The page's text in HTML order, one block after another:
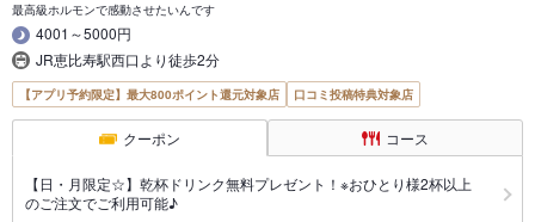
最高級ホルモンで感動させたいんです
4001～5000円
JR恵比寿駅西口より徒歩2分
【アプリ予約限定】最大800ポイント還元対象店 口コミ投稿特典対象店
クーポン コース
【日・月限定☆】乾杯ドリンク無料プレゼント！※おひとり様2杯以上
のご注文でご利用可能♪